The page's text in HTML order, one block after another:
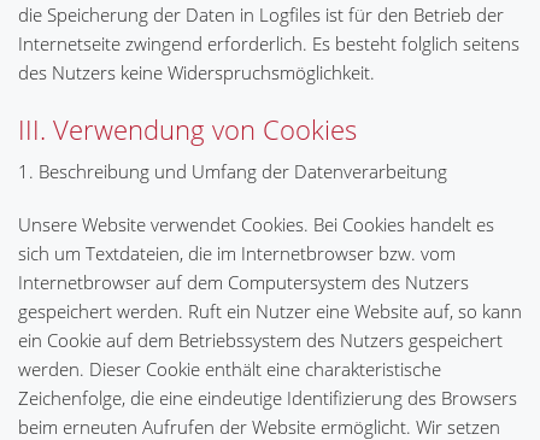
die Speicherung der Daten in Logfiles ist für den Betrieb der
Internetseite zwingend erforderlich. Es besteht folglich seitens
des Nutzers keine Widerspruchsmöglichkeit.
III. Verwendung von Cookies
1. Beschreibung und Umfang der Datenverarbeitung
Unsere Website verwendet Cookies. Bei Cookies handelt es
sich um Textdateien, die im Internetbrowser bzw. vom
Internetbrowser auf dem Computersystem des Nutzers
gespeichert werden. Ruft ein Nutzer eine Website auf, so kann
ein Cookie auf dem Betriebssystem des Nutzers gespeichert
werden. Dieser Cookie enthält eine charakteristische
Zeichenfolge, die eine eindeutige Identifizierung des Browsers
beim erneuten Aufrufen der Website ermöglicht. Wir setzen